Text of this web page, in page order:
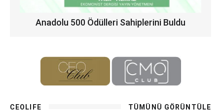
Anadolu 500 Ödülleri Sahiplerini Buldu
CEOLIFE TÜMÜNÜ GÖRÜNTÜLE